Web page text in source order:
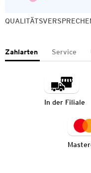
Zahlarten Service
In der Filiale